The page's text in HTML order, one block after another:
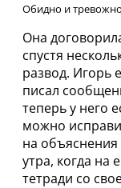
Обидно и
Она
спустя
развод. Игорь
писал
теперь у него
можно
на
утра, когда на
тетради со